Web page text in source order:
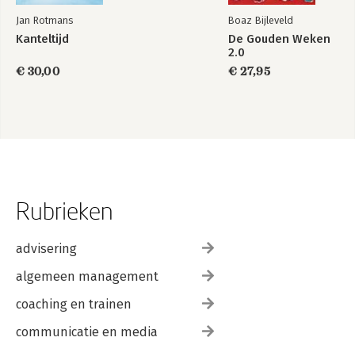
Jan Rotmans
Kanteltijd
€ 30,00
Boaz Bijleveld
De Gouden Weken
2.0
€ 27,95
Rubrieken
advisering
algemeen management
coaching en trainen
communicatie en media